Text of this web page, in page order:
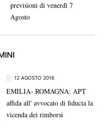
previsioni di venerdì 7
Agosto
12 AGOSTO 2016
EMILIA- ROMAGNA: APT
affida all' avvocato di fiducia la
vicenda dei rimborsi